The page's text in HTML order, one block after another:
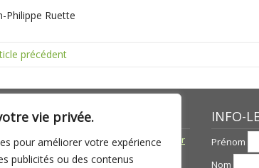
vie privée.
pour améliorer votre expérience
publicités ou des contenus
Philippe Ruette
précédent
RÉCENTS
mathématiques sacrées, baigné par
amour
INFO-
Prénom
Nom